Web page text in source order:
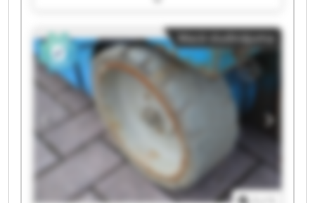
Lines UBL S.r.l. Used Bottling Lines UBL S.r.l.
Used Bottling Lines UBL S.r.l. Used Bottling Lines
UBL S.r.l. Used Bottling Lines UBL S.r.l. Used
Bottling Lines UBL S.r.l. Used Bottling Lines UBL
S.r.l. Used Bottling Lines UBL S.r.l. Used Bottling
Lines UBL S.r.l. Used Bottling Lines UBL S.r.l.
Used Bottling Lines UBL S.r.l. Used Bottling Lines
UBL S.r.l. Used Bottling Lines UBL S.r.l. Used
Bottling Lines UBL S.r.l.
Mazā sludinājuma